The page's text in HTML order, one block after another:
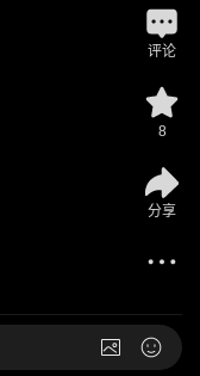
评论
8
分享